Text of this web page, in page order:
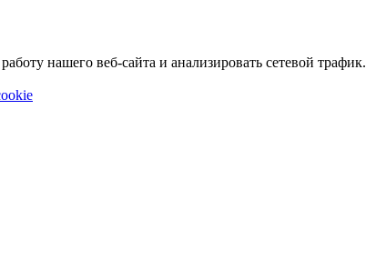
нашего веб-сайта и анализировать сетевой трафик.